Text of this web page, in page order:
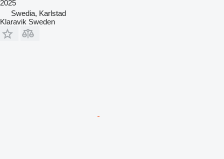
2025
Swedia, Karlstad
Klaravik Sweden